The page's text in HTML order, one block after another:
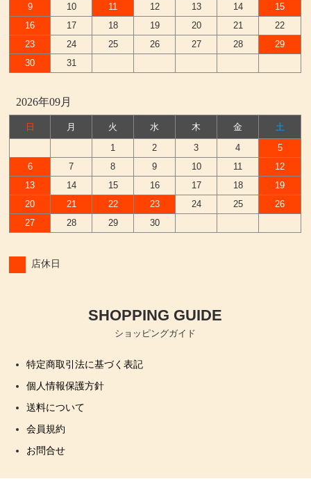
9
10 11 12 13 14
15
16
17 18 19 20 21
22
23
24 25 26 27 28
29
30
31
2026年09月
日 月 火 水 木 金
土
1
2 3 4
5
6
7 8 9 10 11
12
13
14 15 16 17 18
19
20
21 22 23 24 25
26
27
28 29 30
店休日
SHOPPING GUIDE
ショッピングガイド
特定商取引法に基づく表記
個人情報保護方針
送料について
会員規約
お問合せ